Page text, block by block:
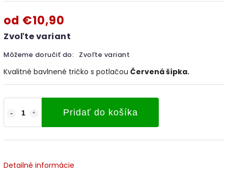
od €10,90
Zvoľte variant
Môžeme doručiť do: Zvoľte variant
Pridať do košíka
Kvalitné bavlnené tričko s potlačou Červená šípka.
Detailné informácie